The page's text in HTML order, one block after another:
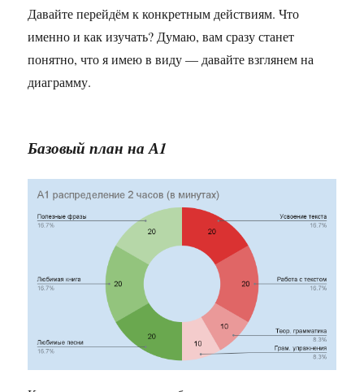
Давайте перейдём к конкретным действиям. Что
именно и как изучать? Думаю, вам сразу станет
понятно, что я имею в виду — давайте взглянем на
диаграмму.
Базовый план на А1